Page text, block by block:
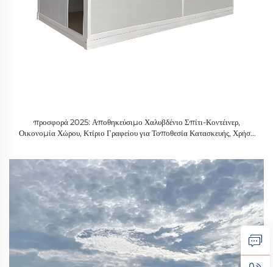
προσφορά 2025: Αποθηκεύσιμο Χαλυβδένιο Σπίτι-Κοντέινερ,
Οικονομία Χώρου, Κτίριο Γραφείου για Τοποθεσία Κατασκευής, Χρήση